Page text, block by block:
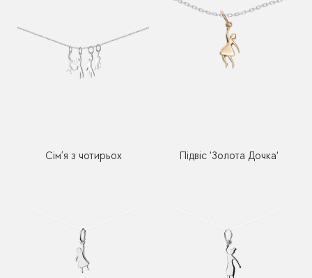
Сім’я з чотирьох Підвіс 'Золота Дочка'